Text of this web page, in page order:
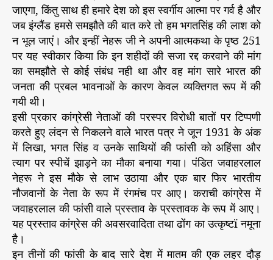
जाएगा, किंतु साथ ही हमारे देश को इस स्वर्गीय आत्मा पर गर्व है और
जब इंग्लैंड हमसे समझौते की बात करे तो हम भगतसिंह की लाश को
न भूल जाएं। और इन्हीं नेहरू जी ने अपनी आत्मकथा के पृष्ठ 251
पर यह स्वीकार किया कि इन शहीदों की सजा रद्द करवाने की मांग
का समझौते से कोई संबंध नही था और वह मांग सारे भारत की
जनता की प्रबल भावनाओं के कारण केवल व्यक्तिगत रूप में की
गयी थी।
इसी प्रकार कांग्रेसी नेताओं की परस्पर विरोधी बातों पर टिप्पणी
करते हुए लंदन से निकलने वाले भारत पत्र ने जून 1931 के अंक
में लिखा, भगत सिंह व उनके साथियों की फांसी को अहिंसा और
त्याग पर स्पीचें झाड़ने का मौका बनाया गया। पंडित जवाहरलाल
नेहरू ने इस मौके से लाभ उठाया और एक बार फिर भारतीय
नौजवानों के नेता के रूप में रंगमंच पर आए। कराची कांग्रेस में
जवाहरलाल की फांसी वाले प्रस्ताव के प्रस्तावक के रूप में आए।
यह प्रस्ताव कांग्रेस की अवसरवादिता तथा ढोंग का उत्कृष्टï नमूना
है।
इन तीनों की फांसी के बाद सारे देश में मातम की एक लहर दौड़